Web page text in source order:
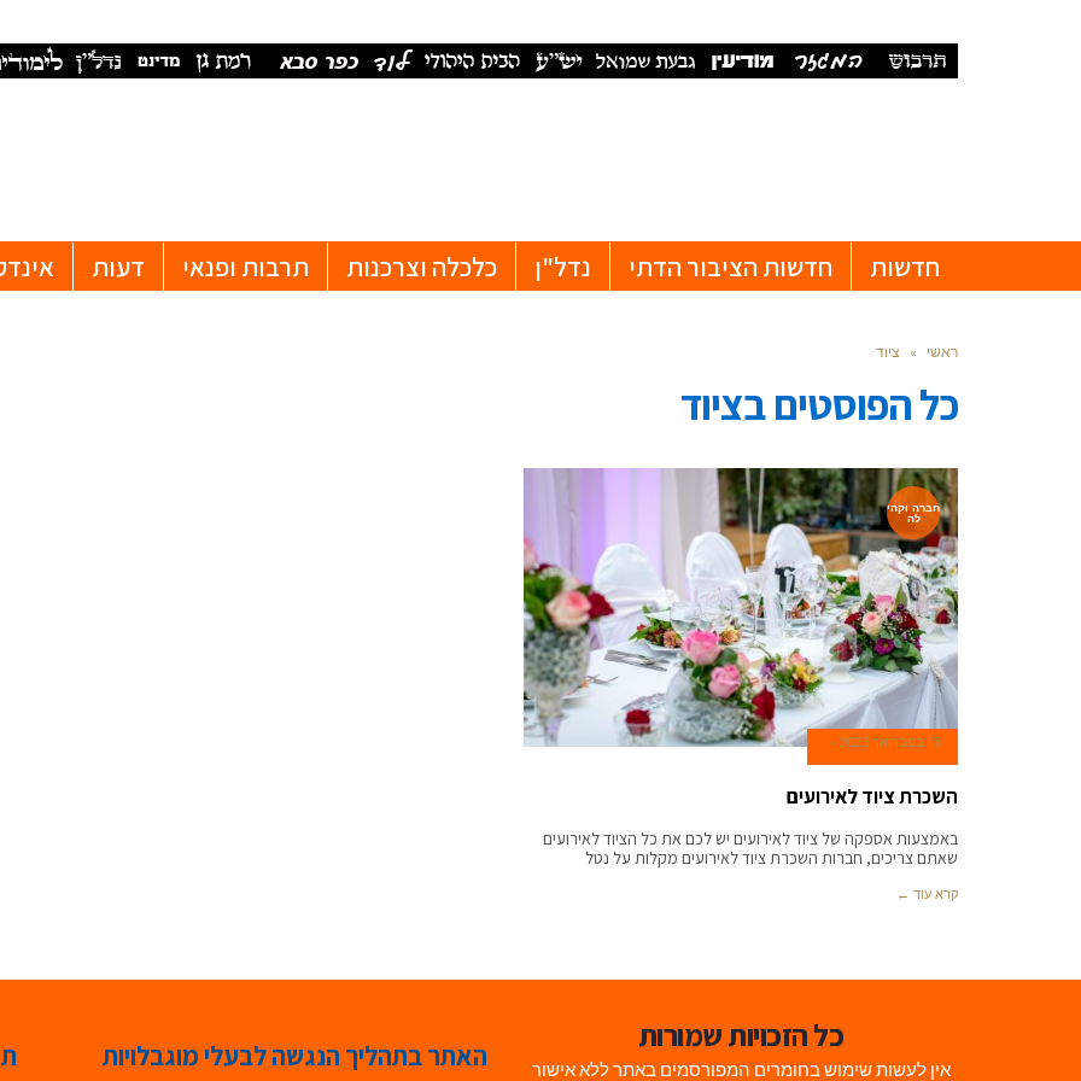
חדשות חדשות הציבור הדתי נדל"ן כלכלה וצרכנות תרבות ופנאי דעות
ראשי » ציוד
כל הפוסטים בציוד
חברה וקהי
לה
13 בפברואר 2023
השכרת ציוד לאירועים
באמצעות אספקה של ציוד לאירועים יש לכם את כל הציוד לאירועים
שאתם צריכים, חברות השכרת ציוד לאירועים מקלות על נטל
קרא עוד ←
כל הזכויות שמורות
אין לעשות שימוש בחומרים המפורסמים באתר ללא אישור האתר בתהליך הנגשה לבעלי מוגבלויות